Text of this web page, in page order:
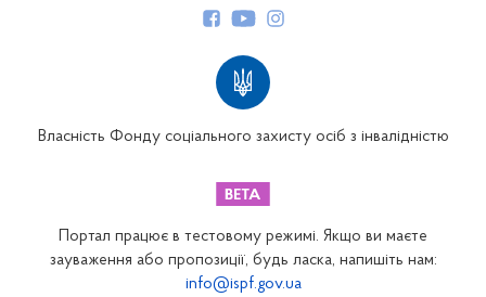
Закарпатське відділення
Запорізьке відділення
Власність Фонду соціального захисту осіб з інвалідністю
Портал працює в тестовому режимі. Якщо ви маєте
зауваження або пропозиції, будь ласка, напишіть нам:
info@ispf.gov.ua